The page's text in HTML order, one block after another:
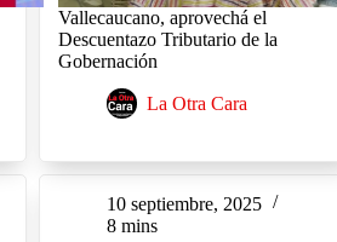
Vallecaucano, aprovechá el
Descuentazo Tributario de la
Gobernación
La Otra Cara
10 septiembre, 2025
8 mins